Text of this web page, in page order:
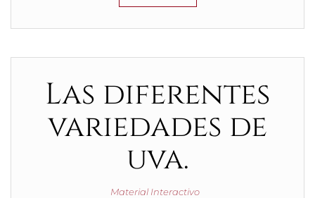
Las diferentes
variedades de
uva.
Material Interactivo